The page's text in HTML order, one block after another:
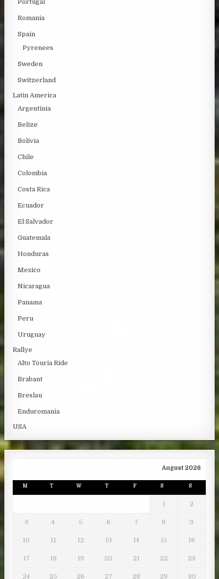
Portugal
Romania
Spain
Pyrenees
Sweden
Switzerland
Latin America
Argentinia
Belize
Bolivia
Chile
Colombia
Costa Rica
Ecuador
El Salvador
Guatemala
Honduras
Mexico
Nicaragua
Panama
Peru
Uruguay
Rallye
Alto Touria Ride
Brabant
Breslau
Enduromania
USA
August 2026
M T W T F S S
1 2
3 4 5 6 7 8 9
10 11 12 13 14 15 16
17 18 19 20 21 22 23
24 25 26 27 28 29 30